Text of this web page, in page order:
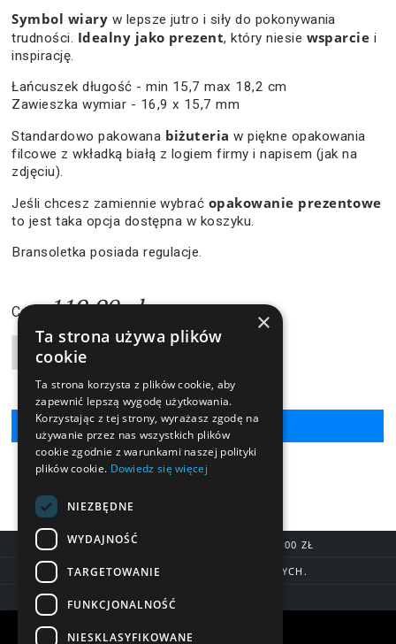
Symbol wiary w lepsze jutro i siły do pokonywania
trudności. Idealny jako prezent, który niesie wsparcie i
inspirację.
Łańcuszek długość - min 15,7 max 18,2 cm
Zawieszka wymiar - 16,9 x 15,7 mm
Standardowo pakowana biżuteriaw piękne opakowania
filcowe z wkładką białą z logiem firmy i napisem (jak na
zdjęciu).
Jeśli chcesz zamiennie wybrać opakowanie prezentowe
to jest taka opcja dostępna w koszyku.
Bransoletka posiada regulacje.
Cena: 119,90 zł
Liczba produktów
DARMOWA DOSTAWA OD 200,00 ZŁ
DOSTAWA DO 7 DNI ROBOCZYCH.
BLIK, SZYBKIE PRZELEWY
Warunki zakupów
×
Ta strona używa plików
cookie
Ta strona korzysta z plików cookie, aby
zapewnić lepszą wygodę użytkowania.
Korzystając z tej strony, wyrażasz zgodę na
używanie przez nas wszystkich plików
cookie zgodnie z warunkami naszej polityki
plików cookie. Dowiedz się więcej
NIEZBĘDNE
WYDAJNOŚĆ
TARGETOWANIE
FUNKCJONALNOŚĆ
NIESKLASYFIKOWANE